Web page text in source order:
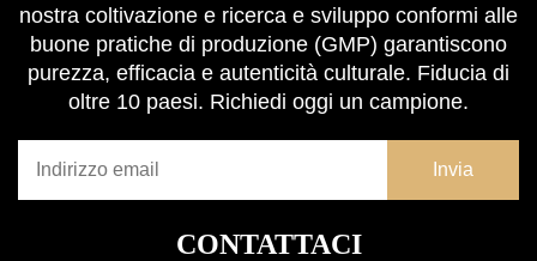
nostra coltivazione e ricerca e sviluppo conformi alle
buone pratiche di produzione (GMP) garantiscono
purezza, efficacia e autenticità culturale. Fiducia di
oltre 10 paesi. Richiedi oggi un campione.
CONTATTACI